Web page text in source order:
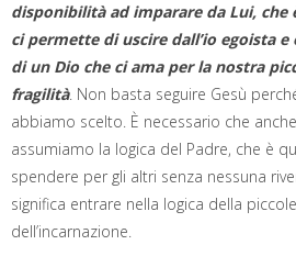
disponibilità ad imparare da Lui, che
ci permette di uscire dall’io egoista
di un Dio che ci ama per la nostra
fragilità. Non basta seguire Gesù
abbiamo scelto. È necessario che
assumiamo la logica del Padre, che è
spendere per gli altri senza nessuna
significa entrare nella logica della
dell’incarnazione.